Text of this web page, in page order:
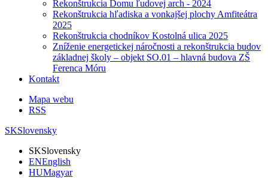
Rekonštrukcia Domu ľudovej arch - 2024
Rekonštrukcia hľadiska a vonkajšej plochy Amfiteátra
2025
Rekonštrukcia chodníkov Kostolná ulica 2025
Zníženie energetickej náročnosti a rekonštrukcia budov
základnej školy – objekt SO.01 – hlavná budova ZŠ
Ferenca Móru
Kontakt
Mapa webu
RSS
SKSlovensky
SKSlovensky
ENEnglish
HUMagyar